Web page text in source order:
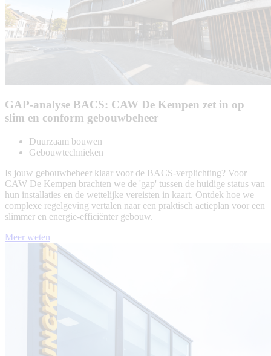
GAP-analyse BACS: CAW De Kempen zet in op
slim en conform gebouwbeheer
Duurzaam bouwen
Gebouwtechnieken
Is jouw gebouwbeheer klaar voor de BACS-verplichting? Voor
CAW De Kempen brachten we de 'gap' tussen de huidige status van
hun installaties en de wettelijke vereisten in kaart. Ontdek hoe we
complexe regelgeving vertalen naar een praktisch actieplan voor een
slimmer en energie-efficiënter gebouw.
Meer weten